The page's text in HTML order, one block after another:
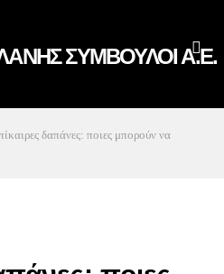
δαπάνες: ποιες μπορούν να